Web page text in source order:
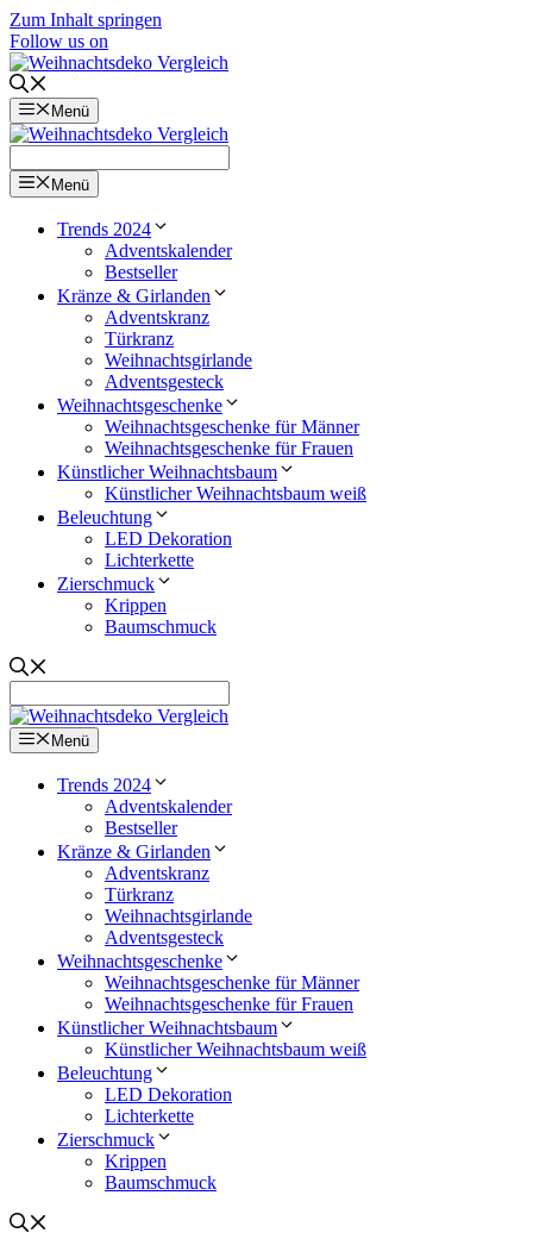
Zum Inhalt springen
Follow us on
Menü
Menü
Trends 2024
Adventskalender
Bestseller
Kränze & Girlanden
Adventskranz
Türkranz
Weihnachtsgirlande
Adventsgesteck
Weihnachtsgeschenke
Weihnachtsgeschenke für Männer
Weihnachtsgeschenke für Frauen
Künstlicher Weihnachtsbaum
Künstlicher Weihnachtsbaum weiß
Beleuchtung
LED Dekoration
Lichterkette
Zierschmuck
Krippen
Baumschmuck
Menü
Trends 2024
Adventskalender
Bestseller
Kränze & Girlanden
Adventskranz
Türkranz
Weihnachtsgirlande
Adventsgesteck
Weihnachtsgeschenke
Weihnachtsgeschenke für Männer
Weihnachtsgeschenke für Frauen
Künstlicher Weihnachtsbaum
Künstlicher Weihnachtsbaum weiß
Beleuchtung
LED Dekoration
Lichterkette
Zierschmuck
Krippen
Baumschmuck